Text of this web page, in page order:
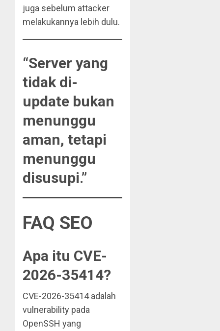
juga sebelum attacker
melakukannya lebih dulu.
“Server yang
tidak di-
update bukan
menunggu
aman, tetapi
menunggu
disusupi.”
FAQ SEO
Apa itu CVE-
2026-35414?
CVE-2026-35414 adalah
vulnerability pada
OpenSSH yang